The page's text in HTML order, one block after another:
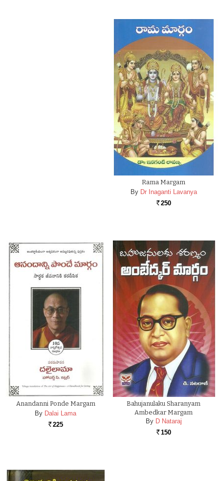
Rama Margam
By Dr Inaganti Lavanya
Rs. 250
Anandanni Ponde Margam
By Dalai Lama
Rs. 225
Bahujanulaku Sharanyam
Ambedkar Margam
By D Nataraj
Rs. 150